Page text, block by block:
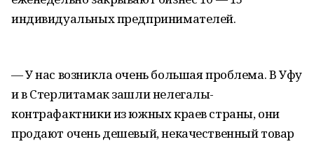
индивидуальных предпринимателей.
— У нас возникла очень большая проблема. В Уфу
и в Стерлитамак зашли нелегалы-
контрафактники из южных краев страны, они
продают очень дешевый, некачественный товар